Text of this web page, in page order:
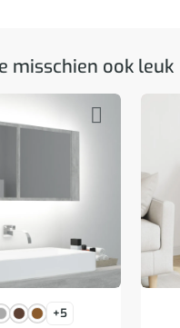
misschien ook leuk
+5